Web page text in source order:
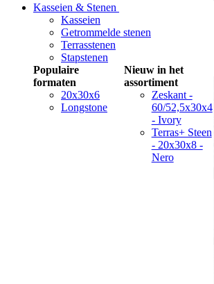
Kasseien & Stenen
Kasseien
Getrommelde stenen
Terrasstenen
Stapstenen
Populaire
formaten
20x30x6
Longstone
Nieuw in het
assortiment
Zeskant -
60/52,5x30x4
- Ivory
Terras+ Steen
- 20x30x8 -
Nero